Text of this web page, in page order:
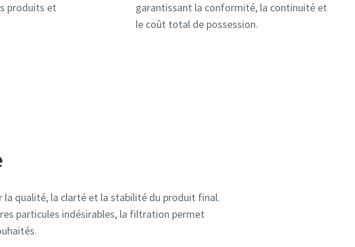
produits et
garantissant la conformité, la continuité et
le coût total de possession.
qualité, la clarté et la stabilité du produit final.
particules indésirables, la filtration permet
à Atlas Copco de vous
à Atlas Copco de vous